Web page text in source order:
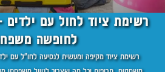
רשימת ציוד לחול עם
לחופשה
רשימת ציוד מקיפה ומעשית לנסיעה לחו"ל עם